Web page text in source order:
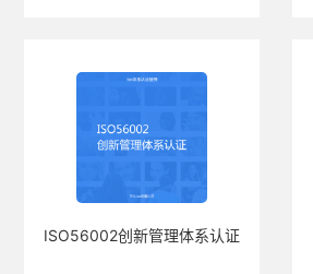
ISO56002创新管理体系认证